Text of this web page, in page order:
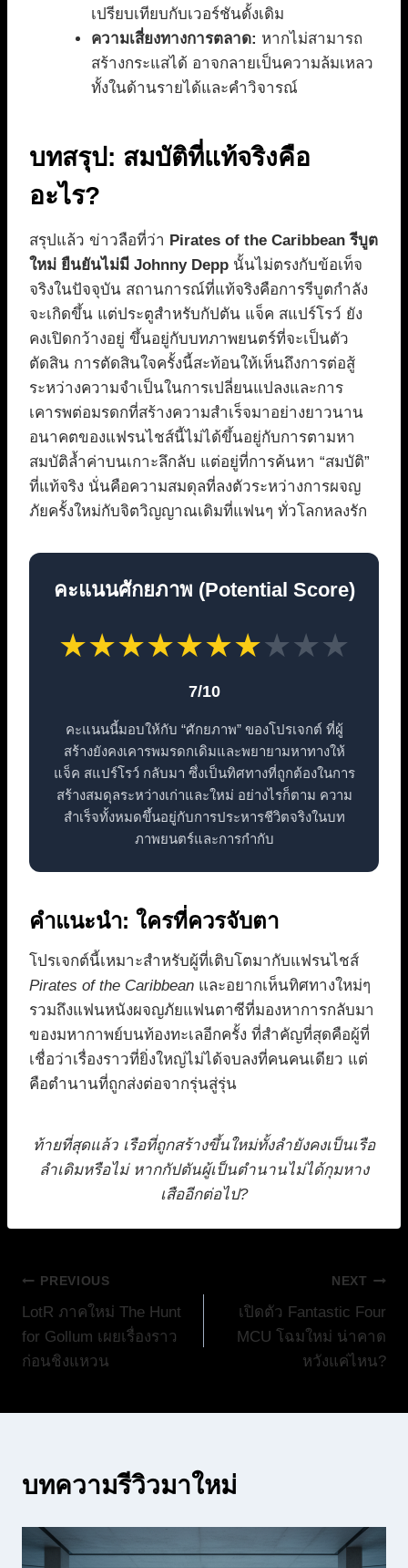
เปรียบเทียบกับเวอร์ชันดั้งเดิม
ความเสี่ยงทางการตลาด: หากไม่สามารถ
สร้างกระแสได้ อาจกลายเป็นความล้มเหลว
ทั้งในด้านรายได้และคำวิจารณ์
บทสรุป: สมบัติที่แท้จริงคือ
อะไร?
สรุปแล้ว ข่าวลือที่ว่า Pirates of the Caribbean รีบูต
ใหม่ ยืนยันไม่มี Johnny Depp นั้นไม่ตรงกับข้อเท็จ
จริงในปัจจุบัน สถานการณ์ที่แท้จริงคือการรีบูตกำลัง
จะเกิดขึ้น แต่ประตูสำหรับกัปตัน แจ็ค สแปร์โรว์ ยัง
คงเปิดกว้างอยู่ ขึ้นอยู่กับบทภาพยนตร์ที่จะเป็นตัว
ตัดสิน การตัดสินใจครั้งนี้สะท้อนให้เห็นถึงการต่อสู้
ระหว่างความจำเป็นในการเปลี่ยนแปลงและการ
เคารพต่อมรดกที่สร้างความสำเร็จมาอย่างยาวนาน
อนาคตของแฟรนไชส์นี้ไม่ได้ขึ้นอยู่กับการตามหา
สมบัติล้ำค่าบนเกาะลึกลับ แต่อยู่ที่การค้นหา “สมบัติ”
ที่แท้จริง นั่นคือความสมดุลที่ลงตัวระหว่างการผจญ
ภัยครั้งใหม่กับจิตวิญญาณเดิมที่แฟนๆ ทั่วโลกหลงรัก
คะแนนศักยภาพ (Potential Score)
★★★★★★★★★★
7/10
คะแนนนี้มอบให้กับ “ศักยภาพ” ของโปรเจกต์ ที่ผู้
สร้างยังคงเคารพมรดกเดิมและพยายามหาทางให้
แจ็ค สแปร์โรว์ กลับมา ซึ่งเป็นทิศทางที่ถูกต้องในการ
สร้างสมดุลระหว่างเก่าและใหม่ อย่างไรก็ตาม ความ
สำเร็จทั้งหมดขึ้นอยู่กับการประหารชีวิตจริงในบท
ภาพยนตร์และการกำกับ
คำแนะนำ: ใครที่ควรจับตา
โปรเจกต์นี้เหมาะสำหรับผู้ที่เติบโตมากับแฟรนไชส์
Pirates of the Caribbean และอยากเห็นทิศทางใหม่ๆ
รวมถึงแฟนหนังผจญภัยแฟนตาซีที่มองหาการกลับมา
ของมหากาพย์บนท้องทะเลอีกครั้ง ที่สำคัญที่สุดคือผู้ที่
เชื่อว่าเรื่องราวที่ยิ่งใหญ่ไม่ได้จบลงที่คนคนเดียว แต่
คือตำนานที่ถูกส่งต่อจากรุ่นสู่รุ่น
ท้ายที่สุดแล้ว เรือที่ถูกสร้างขึ้นใหม่ทั้งลำยังคงเป็นเรือ
ลำเดิมหรือไม่ หากกัปตันผู้เป็นตำนานไม่ได้กุมหาง
เสืออีกต่อไป?
แนะแนว
เรื่อง
PREVIOUS
LotR ภาคใหม่ The Hunt
for Gollum เผยเรื่องราว
ก่อนชิงแหวน
NEXT
เปิดตัว Fantastic Four
MCU โฉมใหม่ น่าคาด
หวังแค่ไหน?
บทความรีวิวมาใหม่